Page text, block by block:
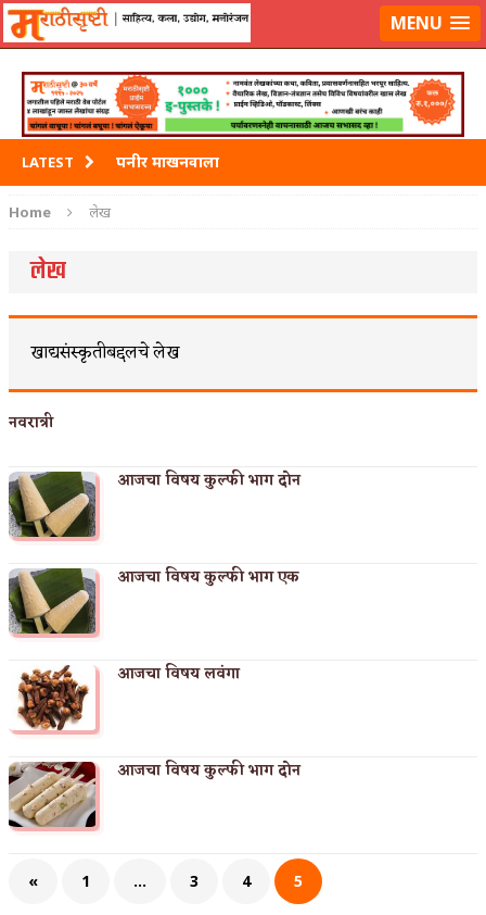
मराठीसृष्टीवर लॉग-इन करा MENU
LATEST पनीर माखनवाला
साबुदाणा वडा
Home लेख
लेख
खाद्यसंस्कृतीबद्दलचे लेख
नवरात्री
आजचा विषय कुल्फी भाग दोन
आजचा विषय कुल्फी भाग एक
आजचा विषय लवंगा
आजचा विषय कुल्फी भाग दोन
« 1 … 3 4 5